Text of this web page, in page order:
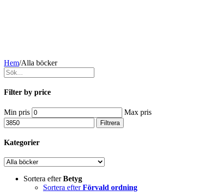
Hem/Alla böcker
Filter by price
Min pris Max pris
Filtrera
Kategorier
Sortera efterBetyg
Sortera efterFörvald ordning